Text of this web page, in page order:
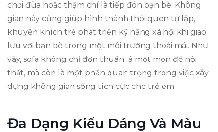
chơi đùa hoặc thậm chí là tiếp đón bạn bè. Không
gian này cũng giúp hình thành thói quen tự lập,
khuyến khích trẻ phát triển kỹ năng xã hội khi giao
lưu với bạn bè trong một môi trường thoải mái. Như
vậy, sofa không chỉ đơn thuần là một món đồ nội
thất, mà còn là một phần quan trọng trong việc xây
dựng không gian sống tích cực cho trẻ em.
Đa Dạng Kiểu Dáng Và Màu